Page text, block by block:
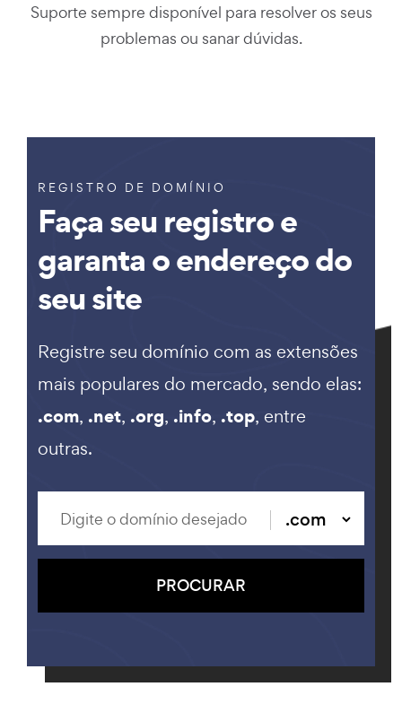
Suporte sempre disponível para resolver os seus
problemas ou sanar dúvidas.
REGISTRO DE DOMÍNIO
Faça seu registro e
garanta o endereço do
seu site
Registre seu domínio com as extensões
mais populares do mercado, sendo elas:
.com, .net, .org, .info, .top, entre
outras.
PROCURAR